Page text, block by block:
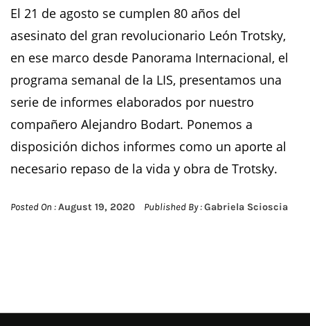
El 21 de agosto se cumplen 80 años del
asesinato del gran revolucionario León Trotsky,
en ese marco desde Panorama Internacional, el
programa semanal de la LIS, presentamos una
serie de informes elaborados por nuestro
compañero Alejandro Bodart. Ponemos a
disposición dichos informes como un aporte al
necesario repaso de la vida y obra de Trotsky.
Posted On :August 19, 2020 Published By :Gabriela Scioscia